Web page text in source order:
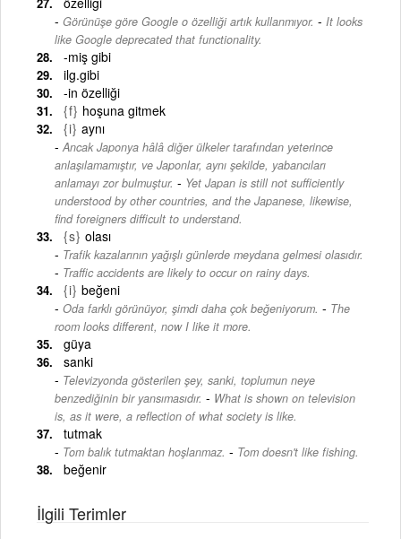
Görünüşe göre Google o özelliği artık kullanmıyor. - It looks
like Google deprecated that functionality.
-miş gibi
ilg.gibi
-in özelliği
{f} hoşuna gitmek
{i} aynı
Ancak Japonya hâlâ diğer ülkeler tarafından yeterince
anlaşılamamıştır, ve Japonlar, aynı şekilde, yabancıları
anlamayı zor bulmuştur. - Yet Japan is still not sufficiently
understood by other countries, and the Japanese, likewise,
find foreigners difficult to understand.
{s} olası
Trafik kazalarının yağışlı günlerde meydana gelmesi olasıdır.
- Traffic accidents are likely to occur on rainy days.
{i} beğeni
Oda farklı görünüyor, şimdi daha çok beğeniyorum. - The
room looks different, now I like it more.
güya
sanki
Televizyonda gösterilen şey, sanki, toplumun neye
benzediğinin bir yansımasıdır. - What is shown on television
is, as it were, a reflection of what society is like.
tutmak
Tom balık tutmaktan hoşlanmaz. - Tom doesn't like fishing.
beğenir
İlgili Terimler